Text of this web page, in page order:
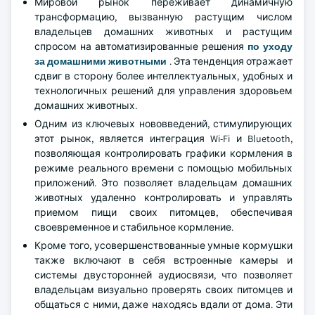
трансформацию, вызванную растущим числом
владельцев домашних животных и растущим
спросом на автоматизированные решения по уходу
за домашними животными . Эта тенденция отражает
сдвиг в сторону более интеллектуальных, удобных и
технологичных решений для управления здоровьем
домашних животных.
Одним из ключевых нововведений, стимулирующих
этот рынок, является интеграция Wi-Fi и Bluetooth,
позволяющая контролировать графики кормления в
режиме реального времени с помощью мобильных
приложений. Это позволяет владельцам домашних
животных удаленно контролировать и управлять
приемом пищи своих питомцев, обеспечивая
своевременное и стабильное кормление.
Кроме того, усовершенствованные умные кормушки
также включают в себя встроенные камеры и
системы двусторонней аудиосвязи, что позволяет
владельцам визуально проверять своих питомцев и
общаться с ними, даже находясь вдали от дома. Эти